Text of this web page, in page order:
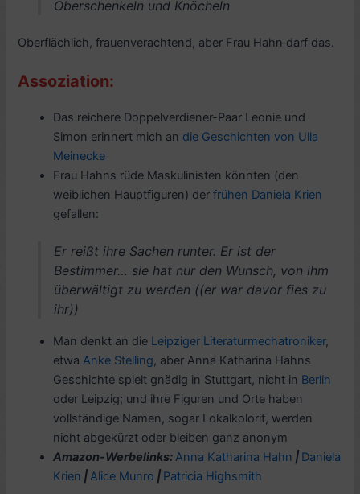
Oberschenkeln und Knöcheln
Oberflächlich, frauenverachtend, aber Frau Hahn darf das.
Assoziation:
Das reichere Doppelverdiener-Paar Leonie und
Simon erinnert mich an die Geschichten von Ulla
Meinecke
Frau Hahns rüde Maskulinisten könnten (den
weiblichen Hauptfiguren) derfrühen Daniela Krien
gefallen:
Er reißt ihre Sachen runter. Er ist der
Bestimmer… sie hat nur den Wunsch, von ihm
überwältigt zu werden ((er war davor fies zu
ihr))
Man denkt an die Leipziger Literaturmechatroniker,
etwaAnke Stelling, aber Anna Katharina Hahns
Geschichte spielt gnädig in Stuttgart, nicht in Berlin
oder Leipzig; und ihre Figuren und Orte haben
vollständige Namen, sogar Lokalkolorit, werden
nicht abgekürzt oder bleiben ganz anonym
Amazon-Werbelinks:Anna Katharina Hahn | Daniela
Krien |Alice Munro | Patricia Highsmith